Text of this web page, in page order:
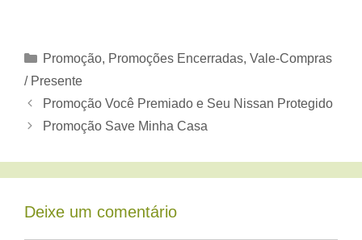
Categorias
Promoção, Promoções Encerradas, Vale-Compras
/ Presente
Promoção Você Premiado e Seu Nissan Protegido
Promoção Save Minha Casa
Deixe um comentário